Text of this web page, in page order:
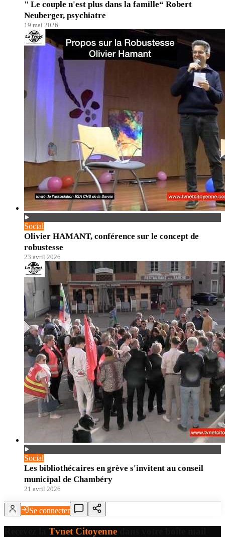
" Le couple n'est plus dans la famille“ Robert
Neuberger, psychiatre
19 mai 2026
Social
Olivier HAMANT, conférence sur le concept de
robustesse
23 avril 2026
Social
Les bibliothécaires en grève s'invitent au conseil
municipal de Chambéry
21 avril 2026
Se connecter
Tvnet Citoyenne